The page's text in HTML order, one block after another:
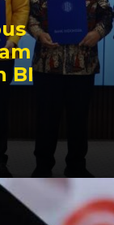
BI